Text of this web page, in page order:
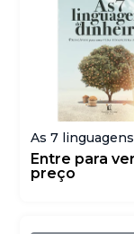
As 7
Dinheiro |
Brown
Entre para
preço